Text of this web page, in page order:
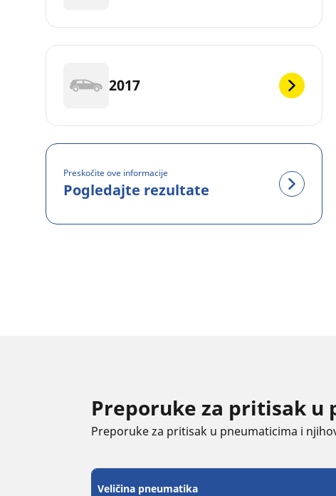
2017
Preskočite ove informacije
Pogledajte rezultate
Preporuke za pritisak u
Preporuke za pritisak u pneumaticima i
Veličina pneumatika